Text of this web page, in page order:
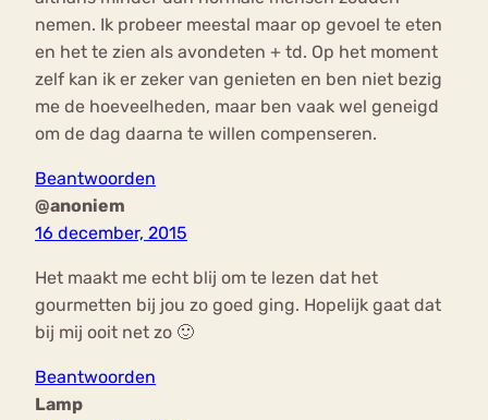
nemen. Ik probeer meestal maar op gevoel te eten
en het te zien als avondeten + td. Op het moment
zelf kan ik er zeker van genieten en ben niet bezig
me de hoeveelheden, maar ben vaak wel geneigd
om de dag daarna te willen compenseren.
Beantwoorden
@anoniem
16 december, 2015
Het maakt me echt blij om te lezen dat het
gourmetten bij jou zo goed ging. Hopelijk gaat dat
bij mij ooit net zo 🙂
Beantwoorden
Lamp